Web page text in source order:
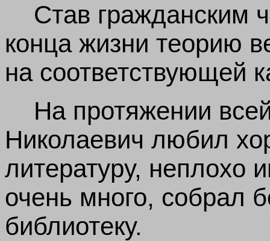
Став гражданским
конца жизни теорию
на соответствующей
На протяжении
Николаевич любил
литературу, неплохо
очень много,
библиотеку.